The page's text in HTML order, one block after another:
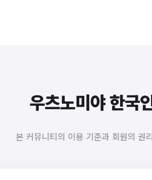
우츠노미야 한국
본 커뮤니티의 이용 기준과 회원의 권